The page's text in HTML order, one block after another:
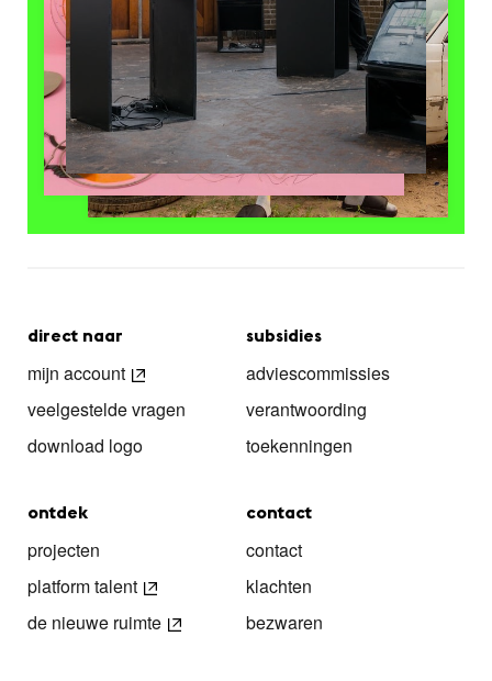
direct naar
mijn account
veelgestelde vragen
download logo
subsidies
adviescommissies
verantwoording
toekenningen
ontdek
projecten
platform talent
de nieuwe ruimte
contact
contact
klachten
bezwaren